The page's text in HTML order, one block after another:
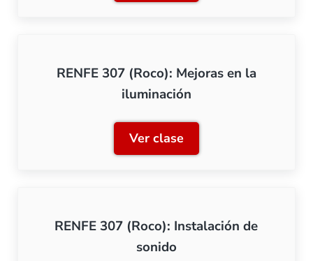
RENFE 307 (Roco): Mejoras en la
iluminación
Ver claseRENFE 307 (Roco):
RENFE 307 (Roco): Instalación de
sonido